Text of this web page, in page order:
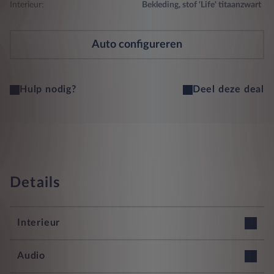
Interieur: Bekleding, stof 'Life' titaanzwart
Auto configureren
Hulp nodig? Deel deze deal
Details
Interieur
12v stopcontact voorin
Audio